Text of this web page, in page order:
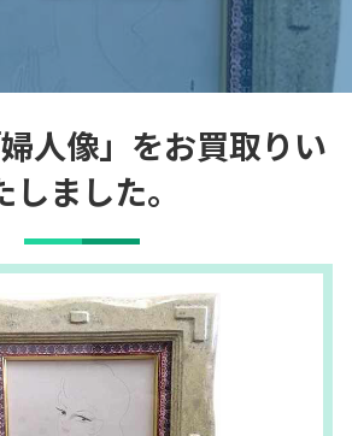
人像」をお買取りい
しました。